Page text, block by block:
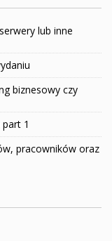
lub inne
biznesowy czy
1
pracowników oraz